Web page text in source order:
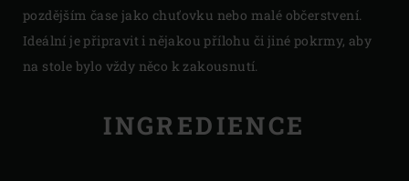
pozdějším čase jako chuťovku nebo malé občerstvení.
Ideální je připravit i nějakou přílohu či jiné pokrmy, aby
na stole bylo vždy něco k zakousnutí.
INGREDIENCE